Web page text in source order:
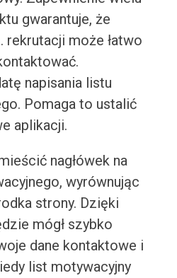
gwarantuje, że
rekrutacji może łatwo
napisania listu
Pomaga to ustalić
aplikacji.
nagłówek na
wyrównując
strony. Dzięki
mógł szybko
dane kontaktowe i
list motywacyjny